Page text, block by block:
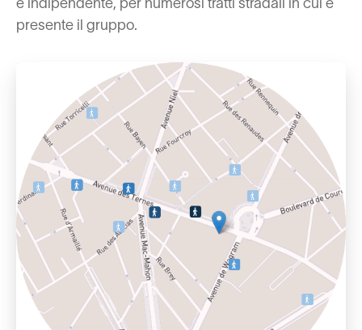
e indipendente, per numerosi tratti stradali in cui è
presente il gruppo.